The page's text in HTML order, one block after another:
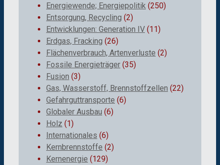
Energiewende; Energiepolitik (250)
Entsorgung, Recycling (2)
Entwicklungen: Generation IV (11)
Erdgas, Fracking (26)
Flächenverbrauch, Artenverluste (2)
Fossile Energieträger (35)
Fusion (3)
Gas, Wasserstoff, Brennstoffzellen (22)
Gefahrguttransporte (6)
Globaler Ausbau (6)
Holz (1)
Internationales (6)
Kernbrennstoffe (2)
Kernenergie (129)